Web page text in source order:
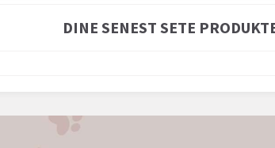
DINE SENEST SETE